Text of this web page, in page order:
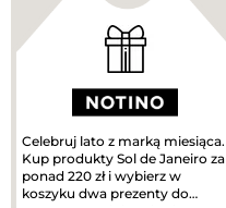
Celebruj lato z marką miesiąca.
Kup produkty Sol de Janeiro za
ponad 220 zł i wybierz w
koszyku dwa prezenty do